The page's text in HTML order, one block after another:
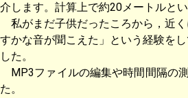
介します。計算上で約20メートルと
私がまだ子供だったころから，近
すかな音が聞こえた」という経験を
した。
MP3ファイルの編集や時間間隔の
た。